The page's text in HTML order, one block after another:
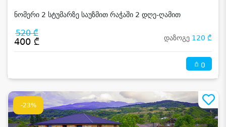
ნომერი 2 სტუმარზე საუზმით რაჭაში 2 დღე-ღამით
520 ₾
400 ₾ დაზოგე 120 ₾
0
-23%